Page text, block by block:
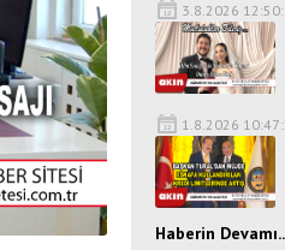
3.8.2026
1.8.2026
Haberin Devamı..